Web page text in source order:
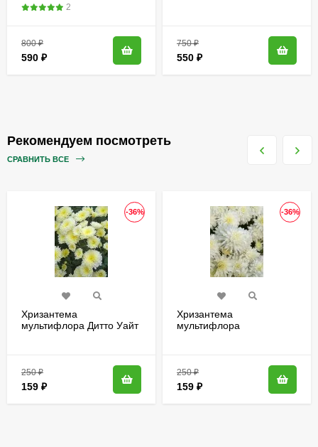
2
800₽
590 ₽
750₽
550 ₽
Рекомендуем посмотреть
СРАВНИТЬ ВСЕ
-36%
Хризантема
мультифлора Дитто Уайт
250₽
159 ₽
-36%
Хризантема
мультифлора
250₽
159 ₽